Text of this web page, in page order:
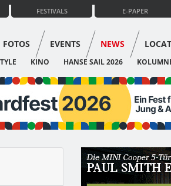
E-PAPER
FESTIVALS
FOTOS EVENTS NEWS
KINO HANSE SAIL 2026